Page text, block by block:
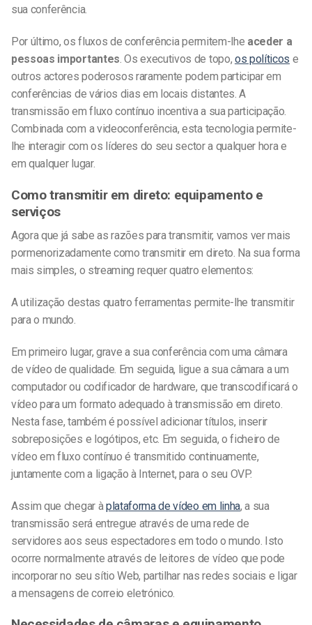
sua conferência.
Por último, os fluxos de conferência permitem-lhe aceder a
pessoas importantes . Os executivos de topo, os políticos e
outros actores poderosos raramente podem participar em
conferências de vários dias em locais distantes. A
transmissão em fluxo contínuo incentiva a sua participação.
Combinada com a videoconferência, esta tecnologia permite-
lhe interagir com os líderes do seu sector a qualquer hora e
em qualquer lugar.
Como transmitir em direto: equipamento e
serviços
Agora que já sabe as razões para transmitir, vamos ver mais
pormenorizadamente como transmitir em direto. Na sua forma
mais simples, o streaming requer quatro elementos:
A utilização destas quatro ferramentas permite-lhe transmitir
para o mundo.
Em primeiro lugar, grave a sua conferência com uma câmara
de vídeo de qualidade. Em seguida, ligue a sua câmara a um
computador ou codificador de hardware, que transcodificará o
vídeo para um formato adequado à transmissão em direto.
Nesta fase, também é possível adicionar títulos, inserir
sobreposições e logótipos, etc. Em seguida, o ficheiro de
vídeo em fluxo contínuo é transmitido continuamente,
juntamente com a ligação à Internet, para o seu OVP.
Assim que chegar àplataforma de vídeo em linha, a sua
transmissão será entregue através de uma rede de
servidores aos seus espectadores em todo o mundo. Isto
ocorre normalmente através de leitores de vídeo que pode
incorporar no seu sítio Web, partilhar nas redes sociais e ligar
a mensagens de correio eletrónico.